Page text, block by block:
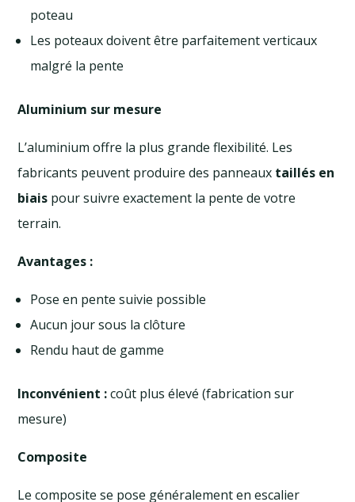
poteau
Les poteaux doivent être parfaitement verticaux
malgré la pente
Aluminium sur mesure
L’aluminium offre la plus grande flexibilité. Les
fabricants peuvent produire des panneaux taillés en
biais pour suivre exactement la pente de votre
terrain.
Avantages :
Pose en pente suivie possible
Aucun jour sous la clôture
Rendu haut de gamme
Inconvénient :coût plus élevé (fabrication sur
mesure)
Composite
Le composite se pose généralement en escalier